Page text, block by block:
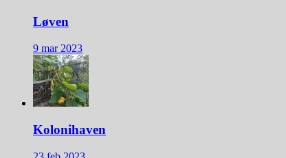
Løven
9 mar 2023
Kolonihaven